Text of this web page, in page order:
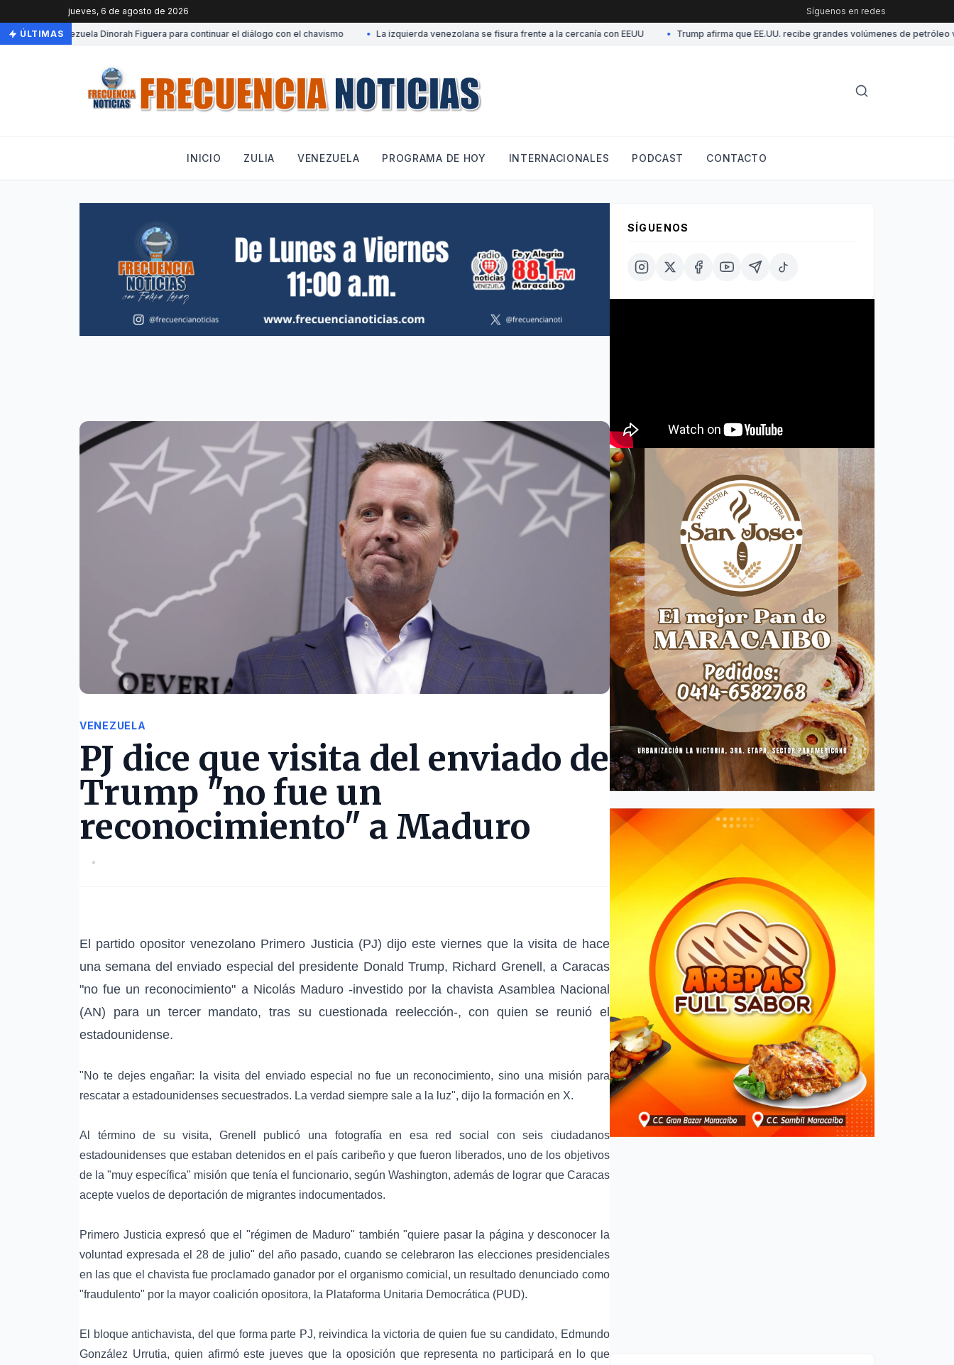
jueves, 6 de agosto de 2026 Síguenos en redes
ÚLTIMAS
Llega a Venezuela Dinorah Figuera para continuar el diálogo con el chavismo La izquierda venezolana se fisura frente a la cercanía con EEUU Trump afirma que EE.UU. recibe grandes volúmenes de petróleo
INICIO ZULIA VENEZUELA PROGRAMA DE HOY INTERNACIONALES PODCAST CONTACTO
VENEZUELA
PJ dice que visita del enviado de
Trump "no fue un
reconocimiento" a Maduro
•
El partido opositor venezolano Primero Justicia (PJ) dijo este viernes que la visita de hace
una semana del enviado especial del presidente Donald Trump, Richard Grenell, a Caracas
"no fue un reconocimiento" a Nicolás Maduro -investido por la chavista Asamblea Nacional
(AN) para un tercer mandato, tras su cuestionada reelección-, con quien se reunió el
estadounidense.
"No te dejes engañar: la visita del enviado especial no fue un reconocimiento, sino una misión para
rescatar a estadounidenses secuestrados. La verdad siempre sale a la luz", dijo la formación en X.
Al término de su visita, Grenell publicó una fotografía en esa red social con seis ciudadanos
estadounidenses que estaban detenidos en el país caribeño y que fueron liberados, uno de los objetivos
de la "muy específica" misión que tenía el funcionario, según Washington, además de lograr que Caracas
acepte vuelos de deportación de migrantes indocumentados.
Primero Justicia expresó que el "régimen de Maduro" también "quiere pasar la página y desconocer la
voluntad expresada el 28 de julio" del año pasado, cuando se celebraron las elecciones presidenciales
en las que el chavista fue proclamado ganador por el organismo comicial, un resultado denunciado como
"fraudulento" por la mayor coalición opositora, la Plataforma Unitaria Democrática (PUD).
El bloque antichavista, del que forma parte PJ, reivindica la victoria de quien fue su candidato, Edmundo
González Urrutia, quien afirmó este jueves que la oposición que representa no participará en lo que
SÍGUENOS